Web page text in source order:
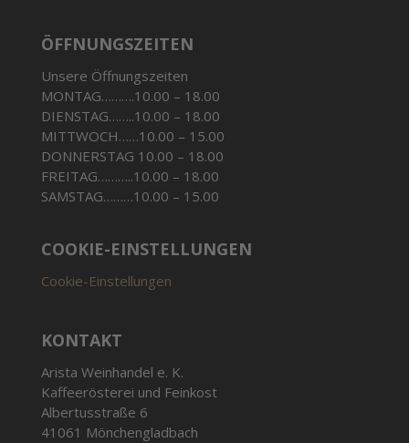
ÖFFNUNGSZEITEN
Unsere Öffnungszeiten
MONTAG……….10.00 – 18.00
DIENSTAG……..10.00 – 18.00
MITTWOCH……10.00 – 15.00
DONNERSTAG 10.00 – 18.00
FREITAG………..10.00 – 18.00
SAMSTAG………10.00 – 15.00
COOKIE-EINSTELLUNGEN
Cookie-Einstellungen
KONTAKT
Arista Weinhandel e. K.
Kaffeerösterei und Feinkost
Albertusstraße 6
41061 Mönchengladbach